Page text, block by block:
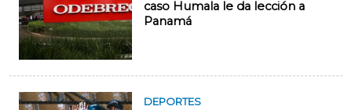
caso Humala le da lección a
Panamá
DEPORTES